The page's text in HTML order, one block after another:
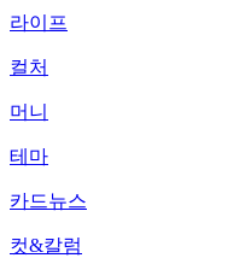
라이프
컬처
머니
테마
카드뉴스
컷&칼럼